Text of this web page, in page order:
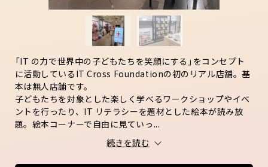
「IT の力で世界中の子どもたちを笑顔にする」をコンセプト
に活動しているIT Cross Foundationの初のリアル店舗。基
本は無人店舗です。
子どもたちを対象とした楽しく学べるワークショップやイベ
ントを行ったり、IT リテラシーを題材とした絵本が読み放
題。絵本コーナーで自由に見ていっ...
続きを読む